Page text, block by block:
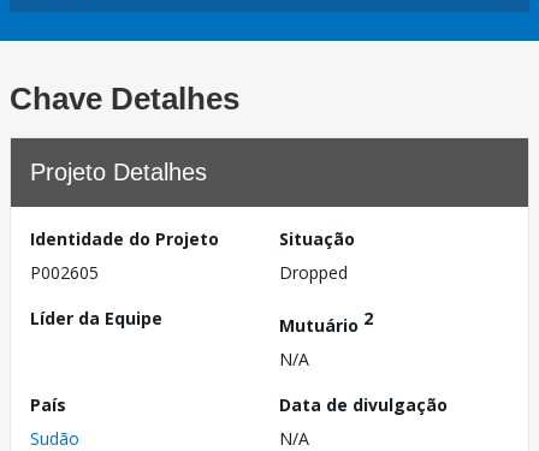
Chave Detalhes
Projeto Detalhes
Identidade do Projeto
P002605
Situação
Dropped
Líder da Equipe
Mutuário 2
N/A
País
Sudão
Data de divulgação
N/A